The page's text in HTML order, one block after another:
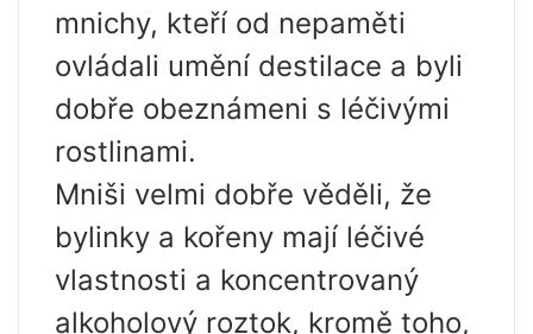
mnichy, kteří od nepaměti
ovládali umění destilace a byli
dobře obeznámeni s léčivými
rostlinami.
Mniši velmi dobře věděli, že
bylinky a kořeny mají léčivé
vlastnosti a koncentrovaný
alkoholový roztok, kromě toho,